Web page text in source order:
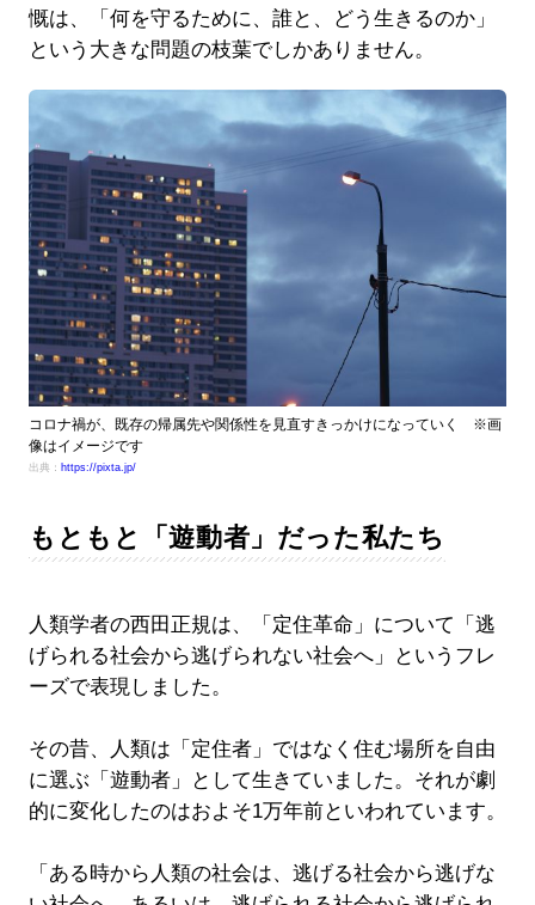
慨は、「何を守るために、誰と、どう生きるのか」
という大きな問題の枝葉でしかありません。
コロナ禍が、既存の帰属先や関係性を見直すきっかけになっていく ※画
像はイメージです
出典： https://pixta.jp/
もともと「遊動者」だった私たち
人類学者の西田正規は、「定住革命」について「逃
げられる社会から逃げられない社会へ」というフレ
ーズで表現しました。
その昔、人類は「定住者」ではなく住む場所を自由
に選ぶ「遊動者」として生きていました。それが劇
的に変化したのはおよそ1万年前といわれています。
「ある時から人類の社会は、逃げる社会から逃げな